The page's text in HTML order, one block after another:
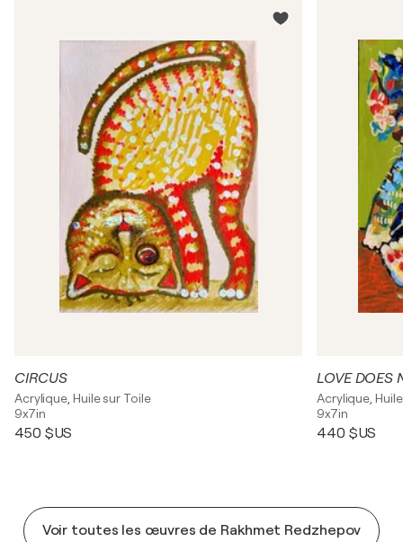
CIRCUS
Acrylique, Huile sur Toile
9x7in
450 $US
LOVE DOES
Acrylique,
9x7in
440 $US
Voir toutes les œuvres de Rakhmet Redzhepov